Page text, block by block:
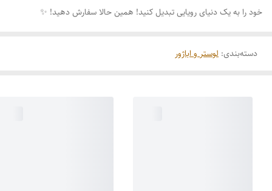
خود را به یک دنیای رویایی تبدیل کنید! همین حالا سفارش دهید! ✨
دسته‌بندی: لوستر و اباژور